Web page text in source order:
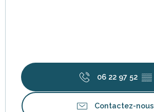
06 22 97 52 ▒▒
Contactez-nous